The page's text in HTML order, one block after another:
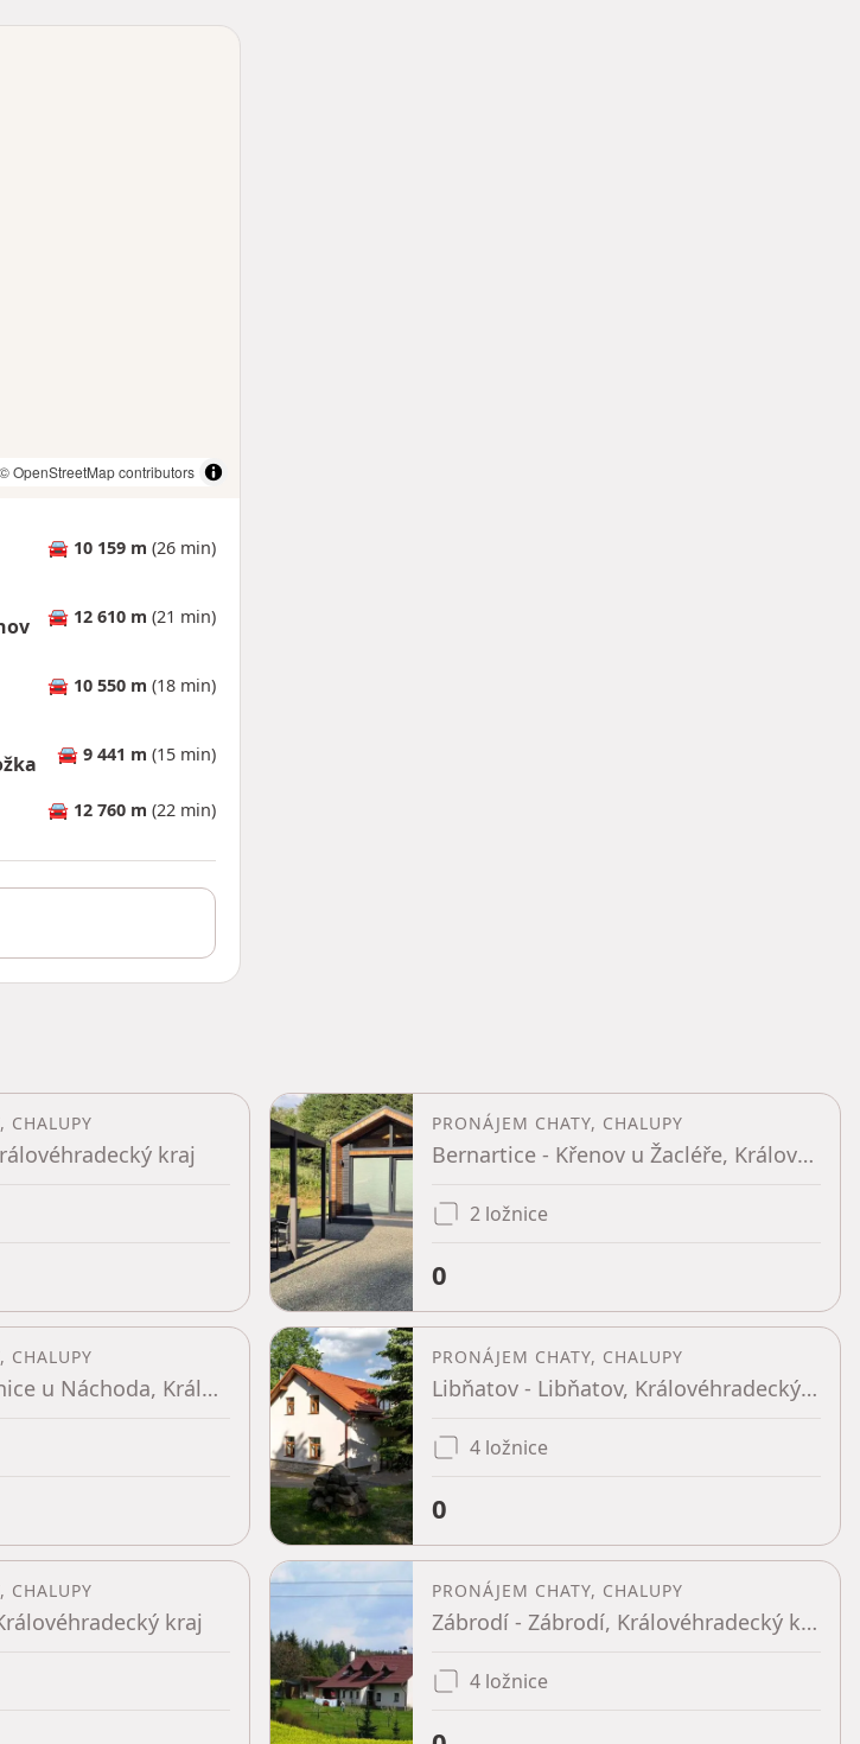
© OpenStreetMap contributors
🚘 10 159 m (26 min)
🚘 12 610 m (21 min)
🚘 10 550 m (18 min)
🚘 9 441 m (15 min)
🚘 12 760 m (22 min)
CHALUPY
kraj
PRONÁJEM CHATY, CHALUPY
Bernartice - Křenov u Žacléře, Královéhradecký kraj
2 ložnice
0
CHALUPY
Studnice - Studnice u Náchoda, Královéhradecký kraj
PRONÁJEM CHATY, CHALUPY
Libňatov - Libňatov, Královéhradecký kraj
4 ložnice
0
CHALUPY
kraj
PRONÁJEM CHATY, CHALUPY
Zábrodí - Zábrodí, Královéhradecký kraj
4 ložnice